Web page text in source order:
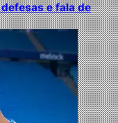
e fala de